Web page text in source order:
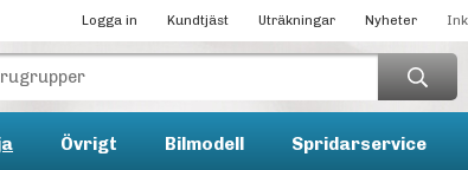
Logga in Kundtjäst Uträkningar Nyheter
Övrigt Bilmodell Spridarservice